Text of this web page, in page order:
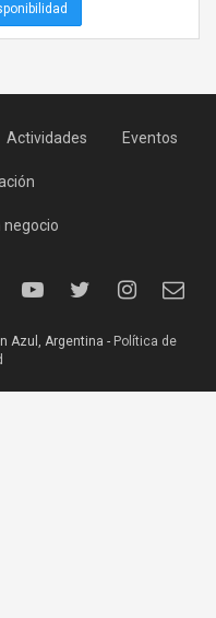
Actividades Eventos
negocio
Azul, Argentina - Política de